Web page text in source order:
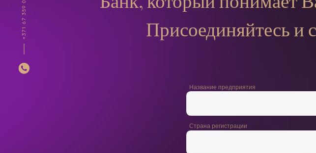
+371 67 359 000
Присоединяйтесь и
Название предприятия
Страна регистрации